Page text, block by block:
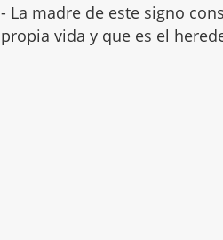
- La madre de este signo
propia vida y que es el